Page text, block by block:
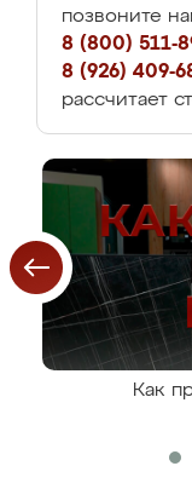
позвоните
8 (800) 511-
8 (926) 409-
рассчитает
Как